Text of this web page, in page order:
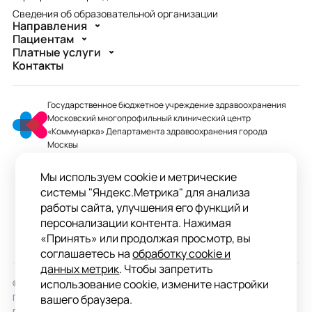
Сведения об образовательной организации
Направления
Пациентам
Платные услуги
Контакты
Государственное бюджетное учреждение здравоохранения
Московский многопрофильный клинический центр
«Коммунарка» Департамента здравоохранения города
Москвы
+7 495 744-07-03
Колл-центр работает до 20:00
ул. Сосенский Стан, д. 8, п. Коммунарка
вн.тер.г. поселение Сосенское, Москва
© 2026 ГБУЗ «ММКЦ «Коммунарка» ДЗМ»
Пользовательское соглашение
Мы используем cookie и метрические
системы "Яндекс.Метрика" для анализа
работы сайта, улучшения его функций и
персонализации контента. Нажимая
«Принять» или продолжая просмотр, вы
соглашаетесь наобработку cookie и
данных метрик. Чтобы запретить
использование cookie, измените настройки
вашего браузера.